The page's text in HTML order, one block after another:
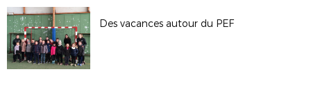
Des vacances autour du PEF